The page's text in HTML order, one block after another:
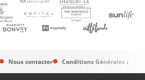
Nous contacter Conditions Générales de